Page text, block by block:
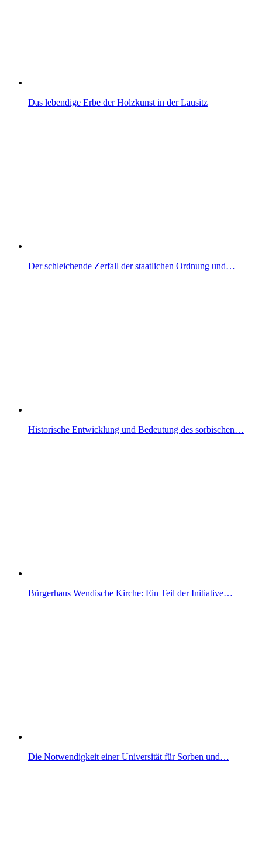
Das lebendige Erbe der Holzkunst in der Lausitz
Der schleichende Zerfall der staatlichen Ordnung und…
Historische Entwicklung und Bedeutung des sorbischen…
Bürgerhaus Wendische Kirche: Ein Teil der Initiative…
Die Notwendigkeit einer Universität für Sorben und…